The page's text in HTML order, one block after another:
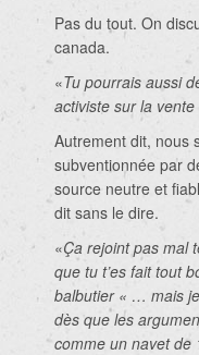
Pas du tout. On
canada.
«Tu pourrais aussi
activiste sur la vente
Autrement dit, nous
subventionnée par
source neutre et
dit sans le dire.
«Ça rejoint pas mal
que tu t’es fait tout
balbutier « … mais
dès que les
comme un navet de